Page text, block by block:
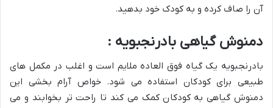
آن را صاف کرده و به کودک خود بدهید.
دمنوش گیاهی بادرنجبویه :
بادرنجبویه یک گیاه فوق العاده ملایم است و اغلب در مکمل های
طبیعی برای کودکان استفاده می شود. خواص آرام بخشی این
دمنوش گیاهی به کودکان کمک می کند تا راحت تر بخوابند و می